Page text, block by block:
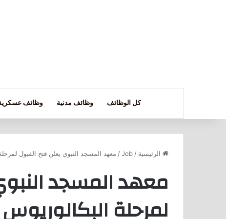
كل الوظائف وظائف مدنية وظائف
الرئيسية /
Job
/ معهد المسجد النبوي يعلن فتح القبول لمرحلة البكالوريوس
معهد المسجد